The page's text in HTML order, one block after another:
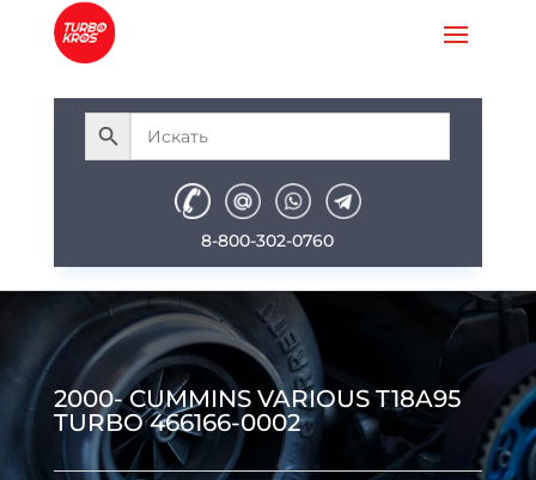
8-800-302-0760
2000- CUMMINS VARIOUS T18A95
TURBO 466166-0002